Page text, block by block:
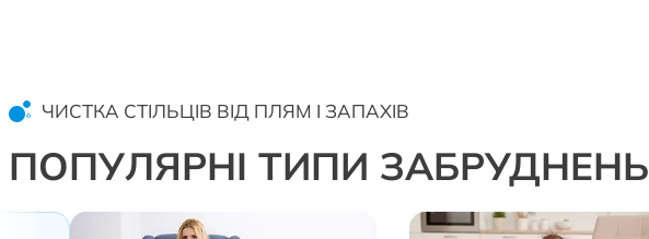
ЧИСТКА СТІЛЬЦІВ ВІД ПЛЯМ І ЗАПАХІВ
ПОПУЛЯРНІ ТИПИ ЗАБРУДНЕНЬ